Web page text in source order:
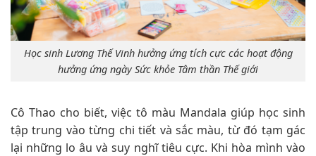
Học sinh Lương Thế Vinh hưởng ứng tích cực các hoạt động
hưởng ứng ngày Sức khỏe Tâm thần Thế giới
Cô Thao cho biết, việc tô màu Mandala giúp học sinh
tập trung vào từng chi tiết và sắc màu, từ đó tạm gác
lại những lo âu và suy nghĩ tiêu cực. Khi hòa mình vào